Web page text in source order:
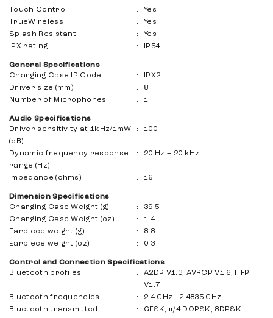
Touch Control
:
Yes
TrueWireless
:
Yes
Splash Resistant
:
Yes
IPX rating
: IP54
General Specifications
Charging Case IP Code
:
IPX2
Driver size (mm)
:
8
Number of Microphones
: 1
Audio Specifications
Driver sensitivity at 1kHz/1mW
(dB)
: 100
Dynamic frequency response
range (Hz)
: 20 Hz – 20 kHz
Impedance (ohms) : 16
Dimension Specifications
Charging Case Weight (g)
:
39.5
Charging Case Weight (oz)
:
1.4
Earpiece weight (g)
:
8.8
Earpiece weight (oz)
: 0.3
Control and Connection Specifications
Bluetooth profiles
:
A2DP V1.3, AVRCP V1.6, HFP
V1.7
Bluetooth frequencies
:
2.4 GHz - 2.4835 GHz
Bluetooth transmitted
: GFSK, π/4 DQPSK, 8DPSK